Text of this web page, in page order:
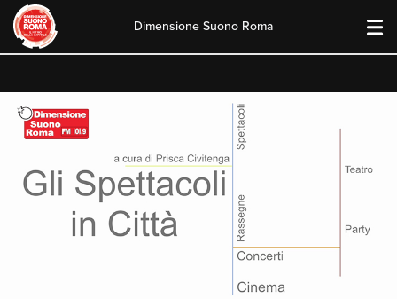
content
Dimensione Suono Roma